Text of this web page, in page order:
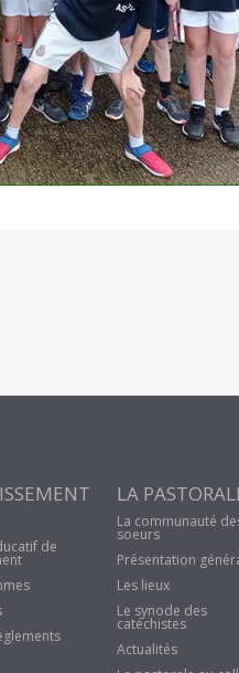
de
LA
La communauté
soeurs
Présentation
Les lieux
Le synode des
catéchistes
Actualités